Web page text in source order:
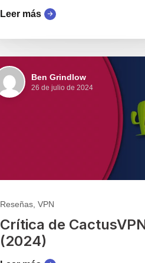
Leer más
Ben Grindlow
26 de julio de 2024
Reseñas, VPN
Crítica de
(2024)